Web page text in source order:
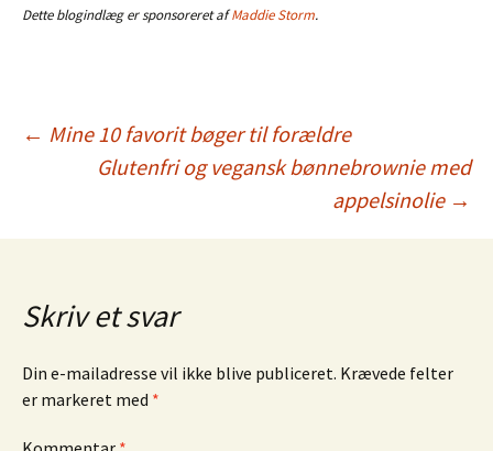
Dette blogindlæg er sponsoreret afMaddie Storm.
Indlægsnavigation
← Mine 10 favorit bøger til forældre
Glutenfri og vegansk bønnebrownie med
appelsinolie →
Skriv et svar
Din e-mailadresse vil ikke blive publiceret. Krævede felter
er markeret med *